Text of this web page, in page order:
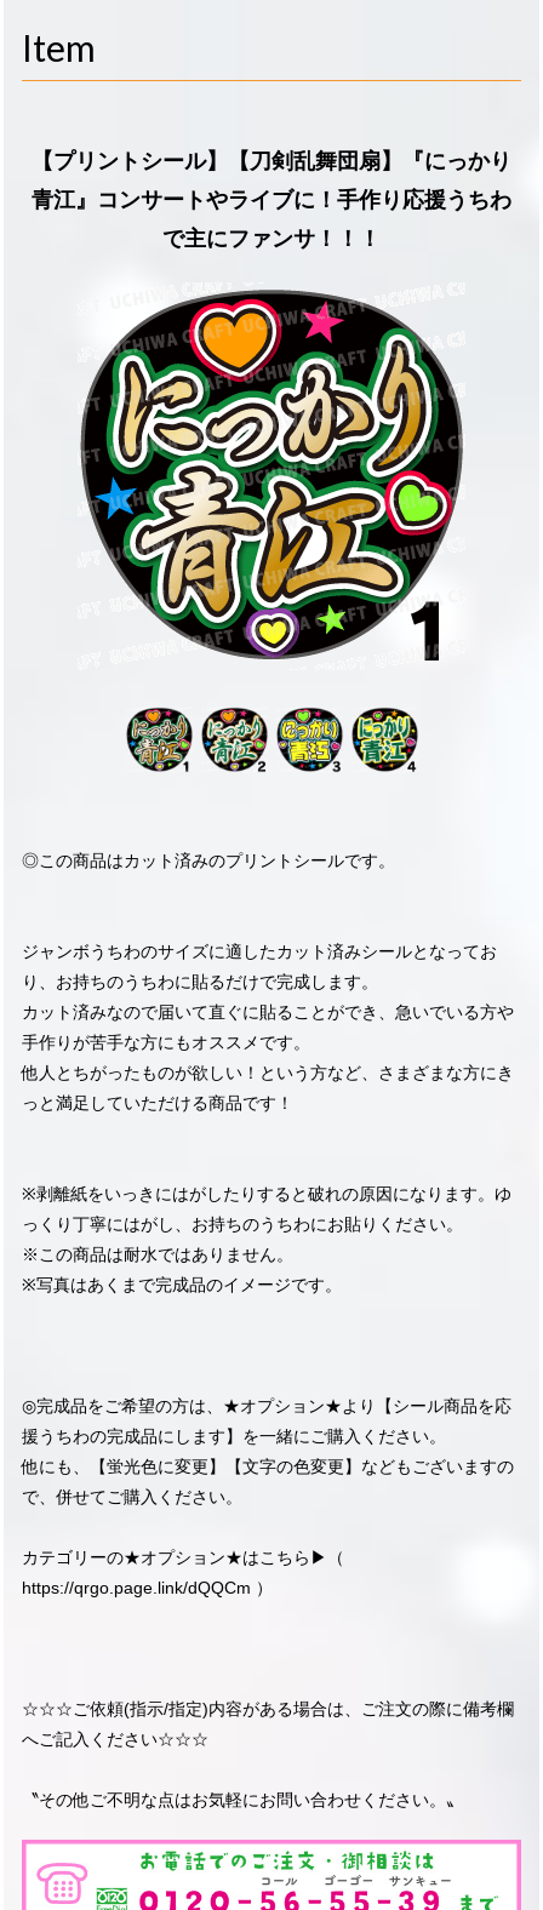
Item
【プリントシール】【刀剣乱舞団扇】『にっかり
青江』コンサートやライブに！手作り応援うちわ
で主にファンサ！！！
◎この商品はカット済みのプリントシールです。
ジャンボうちわのサイズに適したカット済みシールとなってお
り、お持ちのうちわに貼るだけで完成します。
カット済みなので届いて直ぐに貼ることができ、急いでいる方や
手作りが苦手な方にもオススメです。
他人とちがったものが欲しい！という方など、さまざまな方にき
っと満足していただける商品です！
※剥離紙をいっきにはがしたりすると破れの原因になります。ゆ
っくり丁寧にはがし、お持ちのうちわにお貼りください。
※この商品は耐水ではありません。
※写真はあくまで完成品のイメージです。
◎完成品をご希望の方は、★オプション★より【シール商品を応
援うちわの完成品にします】を一緒にご購入ください。
他にも、【蛍光色に変更】【文字の色変更】などもございますの
で、併せてご購入ください。
カテゴリーの★オプション★はこちら▶︎（
https://qrgo.page.link/dQQCm ）
☆☆☆ご依頼(指示/指定)内容がある場合は、ご注文の際に備考欄
へご記入ください☆☆☆
〝その他ご不明な点はお気軽にお問い合わせください。〟